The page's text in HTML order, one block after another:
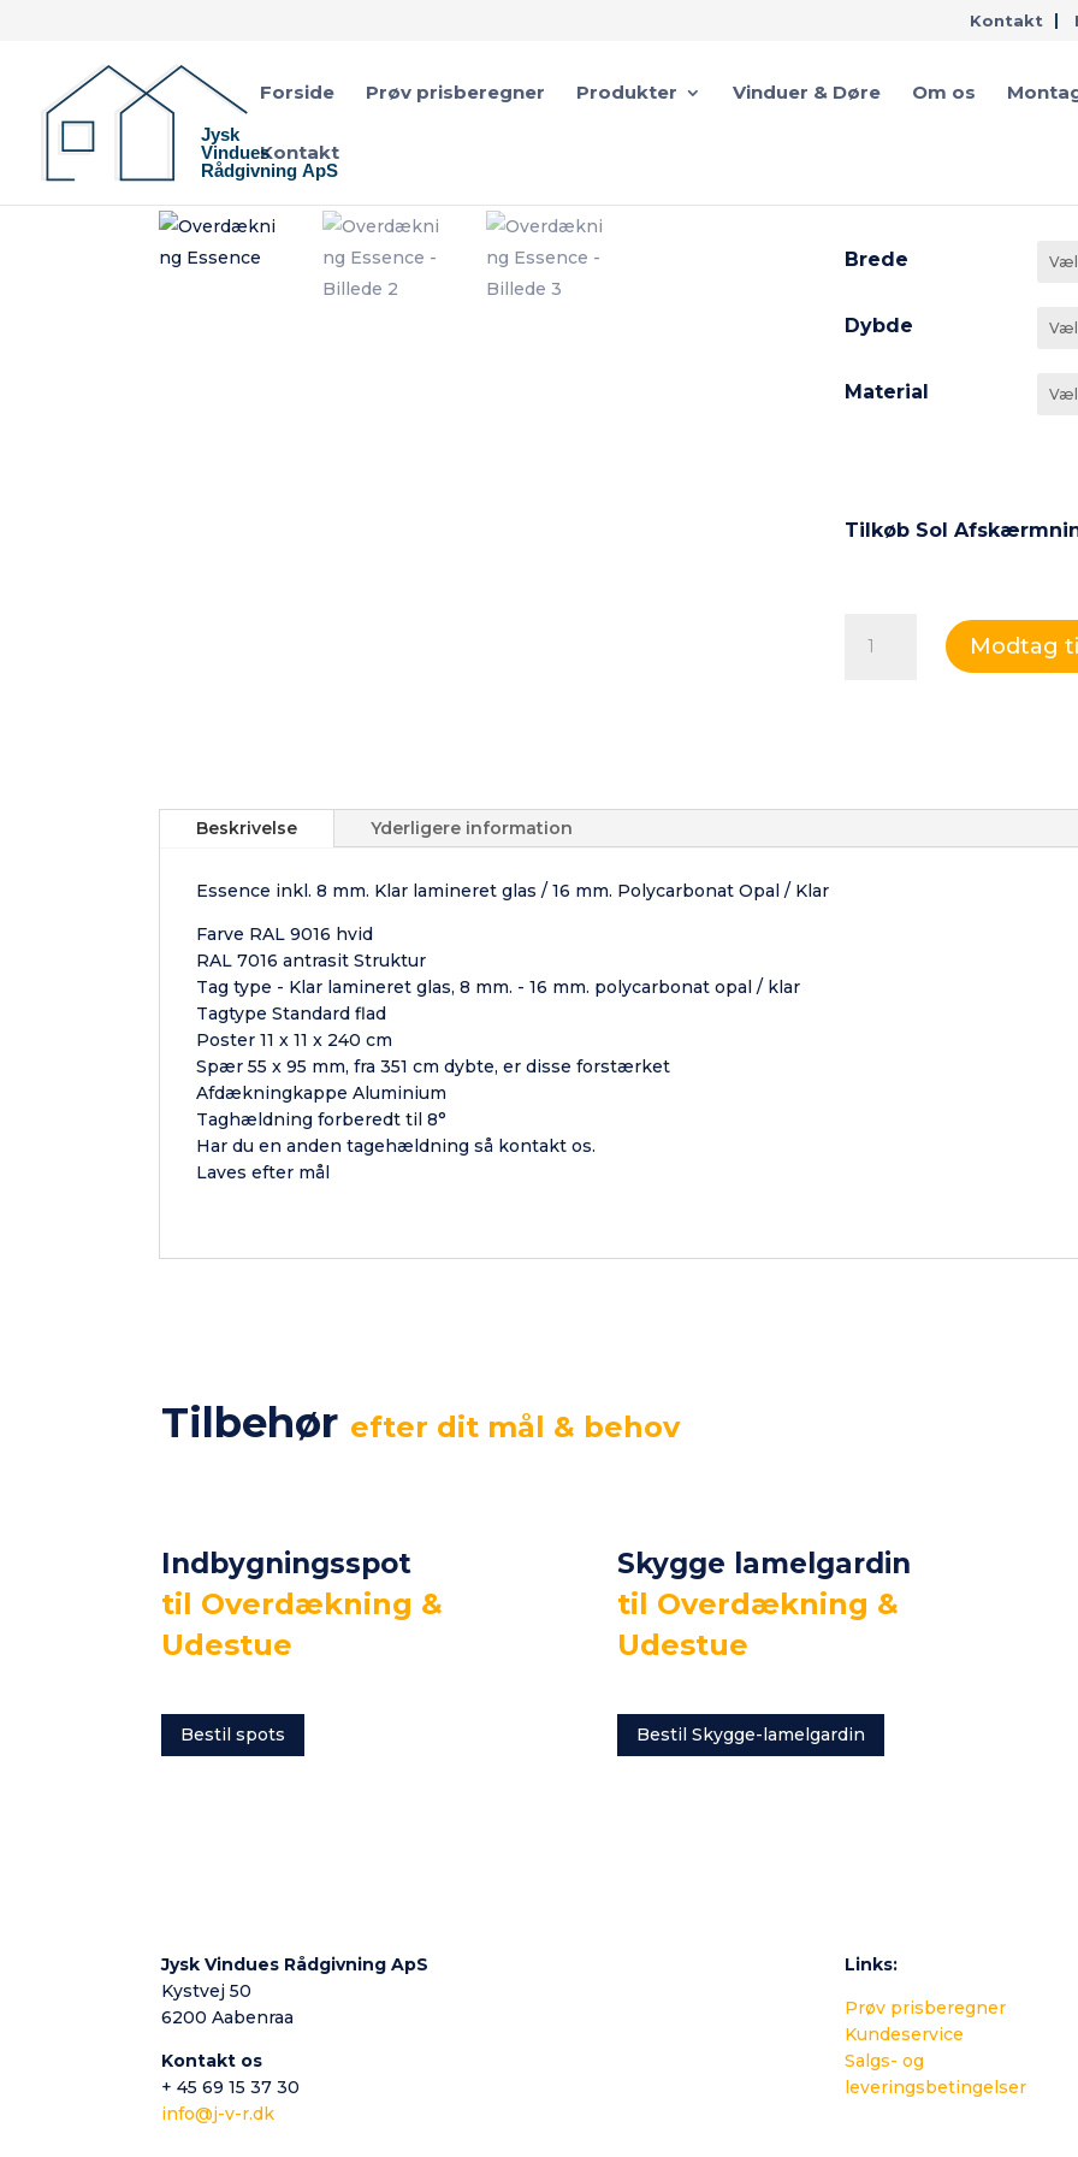
Kontakt
Forside Prøv prisberegner Produkter Vinduer & Døre Om os
Kontakt
Brede
Dybde
Material
Tilkøb Sol
Overdækning
Essence
Modtag
Beskrivelse Yderligere information
Essence inkl. 8 mm. Klar lamineret glas / 16 mm. Polycarbonat Opal / Klar
Farve RAL 9016 hvid
RAL 7016 antrasit Struktur
Tag type - Klar lamineret glas, 8 mm. - 16 mm. polycarbonat opal / klar
Tagtype Standard flad
Poster 11 x 11 x 240 cm
Spær 55 x 95 mm, fra 351 cm dybte, er disse forstærket
Afdækningkappe Aluminium
Taghældning forberedt til 8°
Har du en anden tagehældning så kontakt os.
Laves efter mål
Tilbehør efter dit mål & behov
Indbygningsspot
til Overdækning &
Udestue
Bestil spots
Skygge lamelgardin
til Overdækning &
Udestue
Bestil Skygge-lamelgardin
Jysk Vindues Rådgivning ApS
Kystvej 50
6200 Aabenraa
Kontakt os
+ 45 69 15 37 30
info@j-v-r.dk
Links:
Prøv prisberegner
Kundeservice
Salgs- og
leveringsbetingelser